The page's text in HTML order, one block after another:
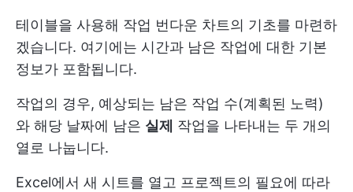
테이블을 사용해 작업 번다운 차트의 기초를 마련하
겠습니다. 여기에는 시간과 남은 작업에 대한 기본
정보가 포함됩니다.
작업의 경우, 예상되는 남은 작업 수(계획된 노력)
와 해당 날짜에 남은 실제 작업을 나타내는 두 개의
열로 나눕니다.
Excel에서 새 시트를 열고 프로젝트의 필요에 따라